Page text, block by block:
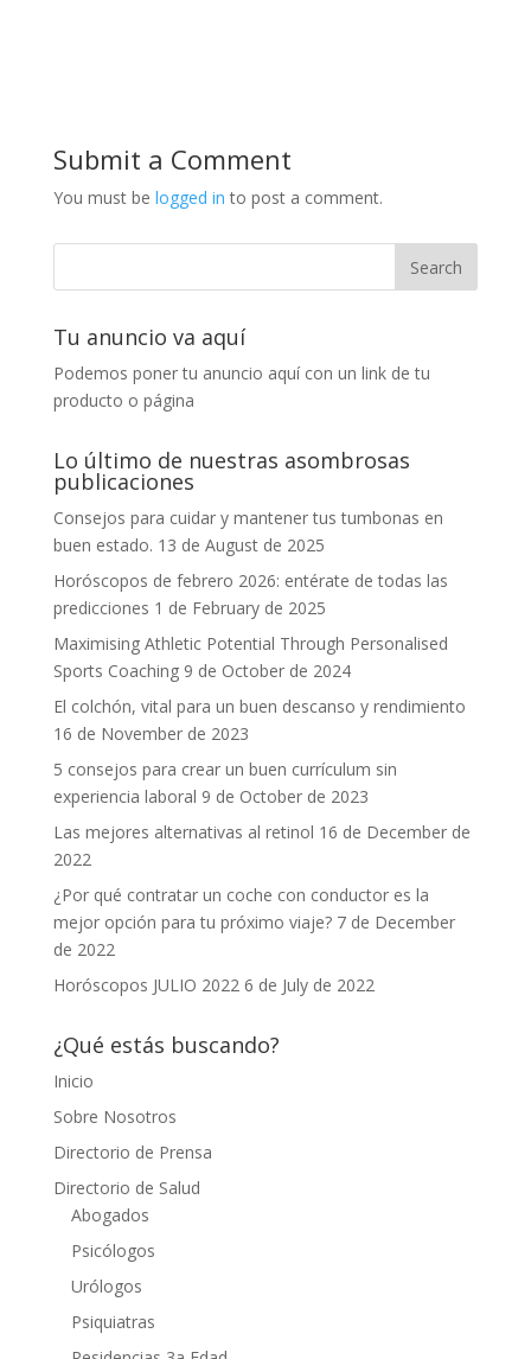
Submit a Comment
You must be logged in to post a comment.
Tu anuncio va aquí
Podemos poner tu anuncio aquí con un link de tu
producto o página
Lo último de nuestras asombrosas
publicaciones
Consejos para cuidar y mantener tus tumbonas en
buen estado. 13 de August de 2025
Horóscopos de febrero 2026: entérate de todas las
predicciones 1 de February de 2025
Maximising Athletic Potential Through Personalised
Sports Coaching 9 de October de 2024
El colchón, vital para un buen descanso y rendimiento
16 de November de 2023
5 consejos para crear un buen currículum sin
experiencia laboral 9 de October de 2023
Las mejores alternativas al retinol 16 de December de
2022
¿Por qué contratar un coche con conductor es la
mejor opción para tu próximo viaje? 7 de December
de 2022
Horóscopos JULIO 2022 6 de July de 2022
¿Qué estás buscando?
Inicio
Sobre Nosotros
Directorio de Prensa
Directorio de Salud
Abogados
Psicólogos
Urólogos
Psiquiatras